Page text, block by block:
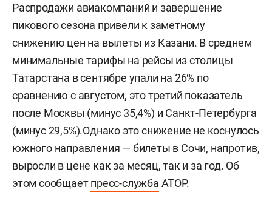
Распродажи авиакомпаний и завершение
пикового сезона привели к заметному
снижению цен на вылеты из Казани. В среднем
минимальные тарифы на рейсы из столицы
Татарстана в сентябре упали на 26% по
сравнению с августом, это третий показатель
после Москвы (минус 35,4%) и Санкт-Петербурга
(минус 29,5%).Однако это снижение не коснулось
южного направления — билеты в Сочи, напротив,
выросли в цене как за месяц, так и за год. Об
этом сообщаетпресс-служба АТОР.